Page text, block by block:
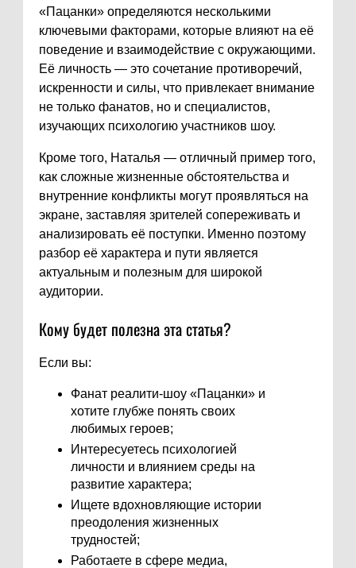
«Пацанки» определяются несколькими
ключевыми факторами, которые влияют на её
поведение и взаимодействие с окружающими.
Её личность — это сочетание противоречий,
искренности и силы, что привлекает внимание
не только фанатов, но и специалистов,
изучающих психологию участников шоу.
Кроме того, Наталья — отличный пример того,
как сложные жизненные обстоятельства и
внутренние конфликты могут проявляться на
экране, заставляя зрителей сопереживать и
анализировать её поступки. Именно поэтому
разбор её характера и пути является
актуальным и полезным для широкой
аудитории.
Кому будет полезна эта статья?
Если вы:
Фанат реалити-шоу «Пацанки» и
хотите глубже понять своих
любимых героев;
Интересуетесь психологией
личности и влиянием среды на
развитие характера;
Ищете вдохновляющие истории
преодоления жизненных
трудностей;
Работаете в сфере медиа,